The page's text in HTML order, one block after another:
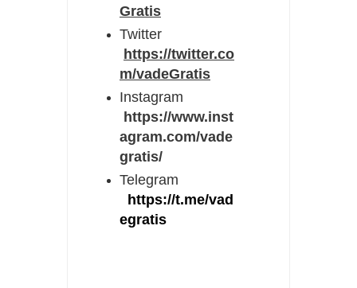
Gratis
Twitter
https://twitter.co
m/vadeGratis
Instagram
https://www.inst
agram.com/vade
gratis/
Telegram
https://t.me/vad
egratis